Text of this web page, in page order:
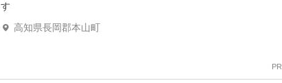
す
高知県長岡郡本山町
PR